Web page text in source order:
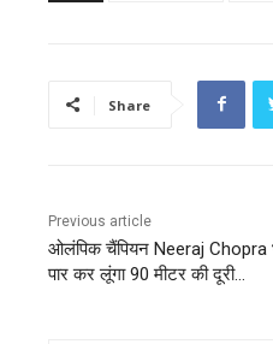
Share
Previous article
ओलंपिक चैंपियन Neeraj Chopra
पार कर लूंगा 90 मीटर की दूरी…